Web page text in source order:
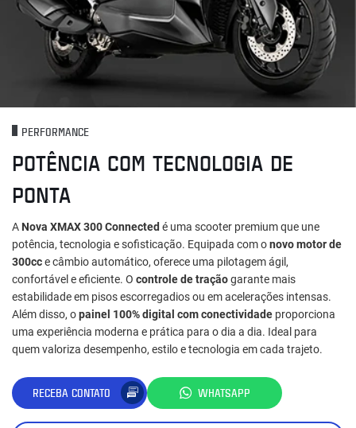
PERFORMANCE
POTÊNCIA COM TECNOLOGIA DE
PONTA
A Nova XMAX 300 Connected é uma scooter premium que une
potência, tecnologia e sofisticação. Equipada com onovo motor de
300cce câmbio automático, oferece uma pilotagem ágil,
confortável e eficiente. O controle de traçãogarante mais
estabilidade em pisos escorregadios ou em acelerações intensas.
Além disso, opainel 100% digital com conectividade proporciona
uma experiência moderna e prática para o dia a dia. Ideal para
quem valoriza desempenho, estilo e tecnologia em cada trajeto.
RECEBA CONTATO WHATSAPP